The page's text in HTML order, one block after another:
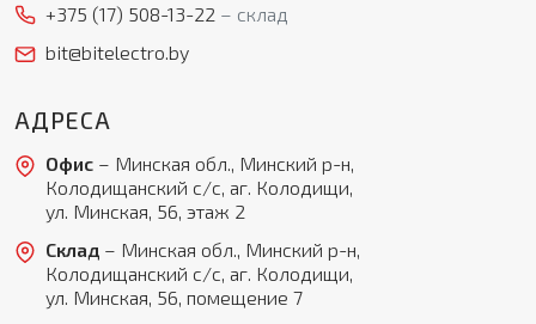
+375 (17) 508-13-22
склад
bit@bitelectro.by
АДРЕСА
Офис– Минская обл., Минский р-н,
Колодищанский с/с, аг. Колодищи,
ул. Минская, 56, этаж 2
Склад– Минская обл., Минский р-н,
Колодищанский с/с, аг. Колодищи,
ул. Минская, 56, помещение 7